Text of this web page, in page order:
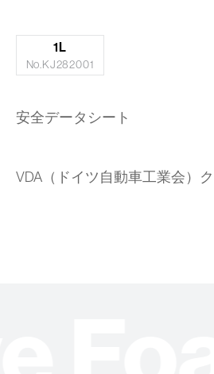
1L
No.KJ282001
安全データシート
VDA（ドイツ自動車工業会）